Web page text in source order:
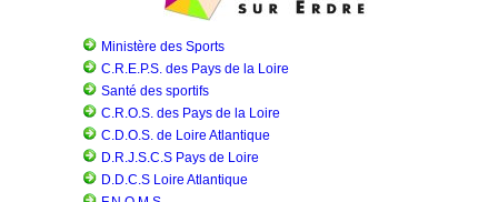
Ministère des Sports
C.R.E.P.S. des Pays de la Loire
Santé des sportifs
C.R.O.S. des Pays de la Loire
C.D.O.S. de Loire Atlantique
D.R.J.S.C.S Pays de Loire
D.D.C.S Loire Atlantique